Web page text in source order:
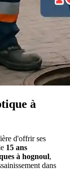
à
d'offrir ses
15 ans
à hognoul,
dans